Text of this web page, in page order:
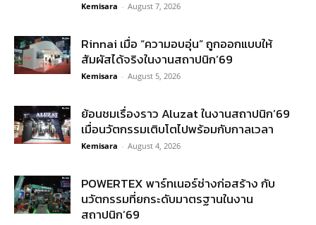
Kemisara - August 7, 2026
Rinnai เมื่อ “ความอบอุ่น” ถูกออกแบบให้
สัมผัสได้จริงในงานสถาปนิก’69
Kemisara - August 5, 2026
ย้อนชมเรื่องราว Aluzat ในงานสถาปนิก’69
เมื่อนวัตกรรมเติบโตไปพร้อมกับกาลเวลา
Kemisara - August 4, 2026
POWERTEX พาร์ทเนอร์ช่างก่อสร้าง กับ
นวัตกรรมที่ยกระดับมาตรฐานในงาน
สถาปนิก’69